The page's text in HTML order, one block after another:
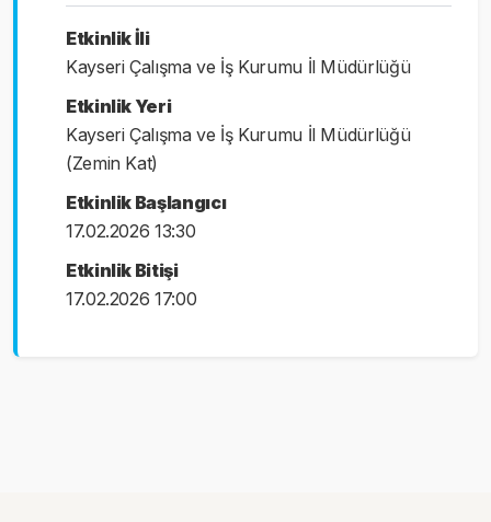
Etkinlik İli
Kayseri Çalışma ve İş Kurumu İl Müdürlüğü
Etkinlik Yeri
Kayseri Çalışma ve İş Kurumu İl Müdürlüğü
(Zemin Kat)
Etkinlik Başlangıcı
17.02.2026 13:30
Etkinlik Bitişi
17.02.2026 17:00